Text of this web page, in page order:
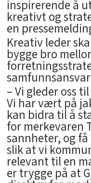
inspirerende å
kreativt og
en
Kreativ leder
bygge bro
– Vi gleder oss
Vi har vært på
kan bidra til å
for merkevaren
sannheter, og
slik at vi
relevant til en
er trygge på at